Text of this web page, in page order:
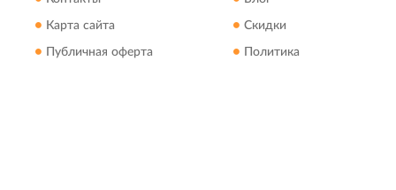
Карта сайта
Публичная оферта
Скидки
Политика